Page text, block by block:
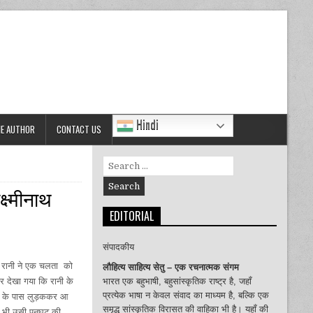
AUTHOR CONTACT US Hindi
रानी ने एक चलता को
गया कि रानी के
के पास लुड़ककर आ
Search
for:
EDITORIAL
संपादकीय
लौहित्य साहित्य सेतु – एक रचनात्मक संगम
भारत एक बहुभाषी, बहुसांस्कृतिक राष्ट्र है, जहाँ
प्रत्येक भाषा न केवल संवाद का माध्यम है, बल्कि एक
समृद्ध सांस्कृतिक विरासत की वाहिका भी है। यहाँ की